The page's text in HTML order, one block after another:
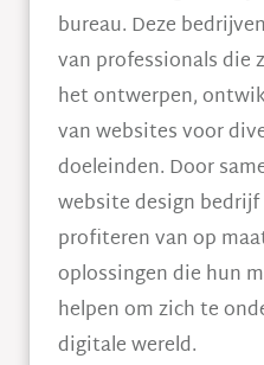
bureau. Deze
van professionals die
het ontwerpen,
van websites voor
doeleinden. Door
website design
profiteren van op
oplossingen die hun
helpen om zich te
digitale wereld.